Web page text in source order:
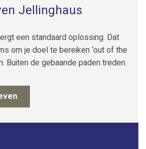
Jellinghaus
een standaard oplossing. Dat
om je doel te bereiken ‘out of the
Buiten de gebaande paden treden.